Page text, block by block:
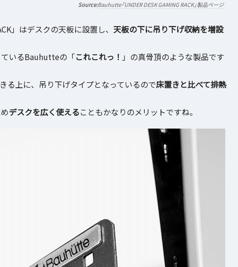
Bauhutte「UNDER DESK GAMING RACK」製品ページ
」はデスクの天板に設置し、 天板の下に吊り下げ収納を増設
いるBauhutteの「これこれっ！ 」の真骨頂のような製品です
る上に、吊り下げタイプとなっているので床置きと比べて排熱
デスクを広く使えることもかなりのメリットですね。